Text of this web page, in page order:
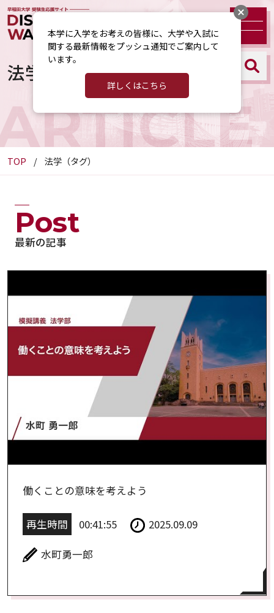
法学（タグ）
TOP 法学（タグ）
最新の記事
Post
働くことの意味を考えよう
再生時間 00:41:55 2025.09.09
水町勇一郎
本学に入学をお考えの皆様に、大学や入試に
関する最新情報をプッシュ通知でご案内して
います。
詳しくはこちら